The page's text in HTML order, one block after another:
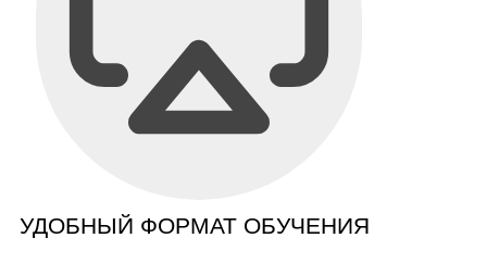
УДОБНЫЙ ФОРМАТ ОБУЧЕНИЯ